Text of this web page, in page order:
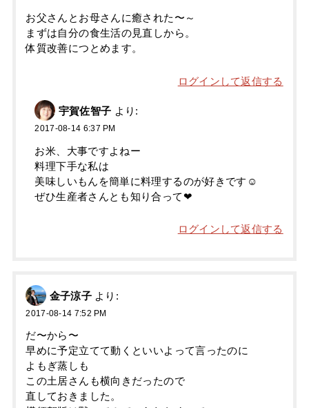
お父さんとお母さんに癒された〜～
まずは自分の食生活の見直しから。
体質改善につとめます。
ログインして返信する
宇賀佐智子 より:
2017-08-14 6:37 PM
お米、大事ですよねー
料理下手な私は
美味しいもんを簡単に料理するのが好きです☺
ぜひ生産者さんとも知り合って❤
ログインして返信する
金子涼子 より:
2017-08-14 7:52 PM
だ〜から〜
早めに予定立てて動くといいよって言ったのに
よもぎ蒸しも
この土居さんも横向きだったので
直しておきました。